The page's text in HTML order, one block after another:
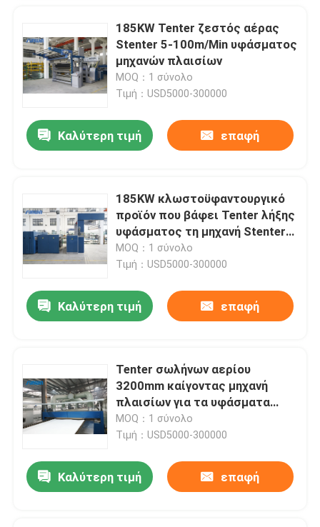
Επαφές
Προϊόντα
Μηχανή Stenter ζεστού αέρα
Μηχανή Stenter υφάσματος
Υφαντική αποξηραντική μηχανή
185KW Tenter ζεστός αέρας
Stenter 5-100m/Min υφάσματος
μηχανών πλαισίων
MOQ：1 σύνολο
Τιμή：USD5000-300000
Καλύτερη τιμή επαφή
185KW κλωστοϋφαντουργικό
προϊόν που βάφει Tenter λήξης
υφάσματος τη μηχανή Stenter
πλαισίων
MOQ：1 σύνολο
Τιμή：USD5000-300000
Καλύτερη τιμή επαφή
Tenter σωλήνων αερίου
3200mm καίγοντας μηχανή
πλαισίων για τα υφάσματα
185KW δεράτων
MOQ：1 σύνολο
Τιμή：USD5000-300000
Καλύτερη τιμή επαφή